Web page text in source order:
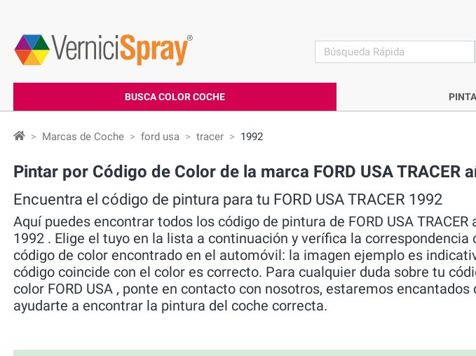
search
BUSCA COLOR COCHE
Marcas de Coche ford usa tracer 1992
Pintar por Código de Color de la marca FORD USA TRACER
Encuentra el código de pintura para tu FORD USA TRACER 1992
Aquí puedes encontrar todos los código de pintura de FORD USA TRACER
1992 . Elige el tuyo en la lista a continuación y verífica la correspondencia
código de color encontrado en el automóvil: la imagen ejemplo es
código coincide con el color es correcto. Para cualquier duda sobre tu
color FORD USA , ponte en contacto con nosotros, estaremos encantados
ayudarte a encontrar la pintura del coche correcta.